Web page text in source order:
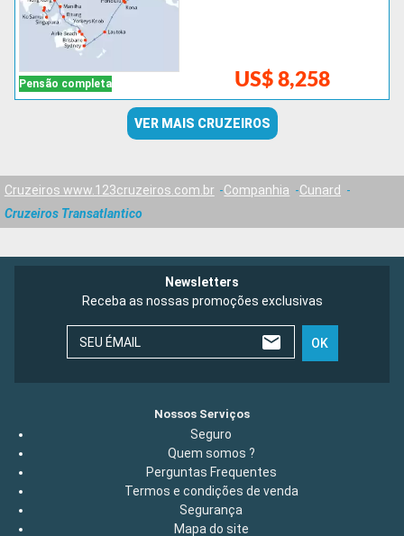
Pensão completa US$ 8,258
VER MAIS CRUZEIROS
Cruzeiros www.123cruzeiros.com.br Companhia
Cunard
Cruzeiros Transatlantico
Newsletters
Receba as nossas promoções exclusivas
SEU ÉMAIL OK
Nossos Serviços
Seguro
Quem somos ?
Perguntas Frequentes
Termos e condições de venda
Segurança
Mapa do site